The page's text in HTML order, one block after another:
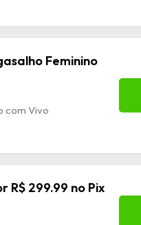
Feminino
com Vivo
299.99 no Pix